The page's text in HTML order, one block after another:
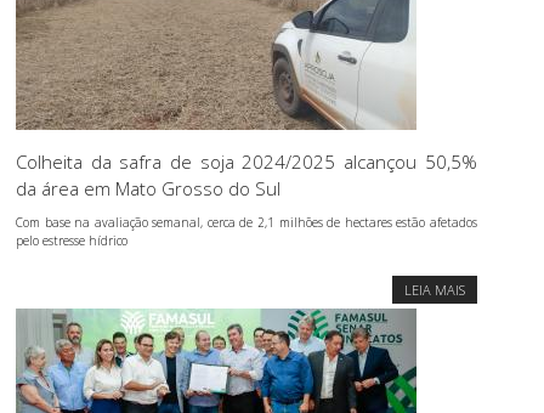
Colheita da safra de soja 2024/2025 alcançou 50,5%
da área em Mato Grosso do Sul
Com base na avaliação semanal, cerca de 2,1 milhões de hectares estão afetados
pelo estresse hídrico
LEIA MAIS